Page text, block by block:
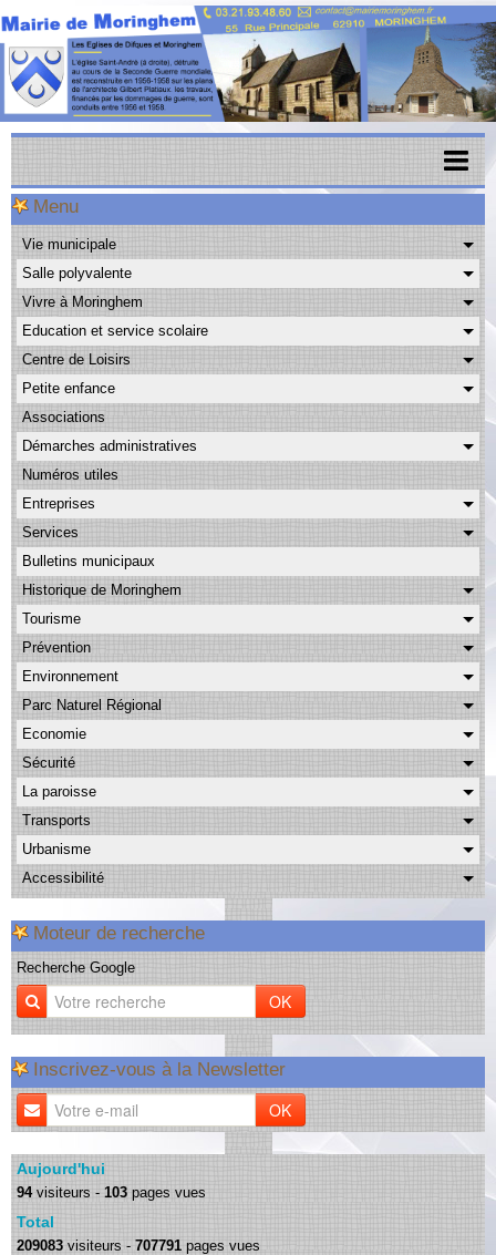
Accueil
Menu scolaire
Actualités
Agenda
CAPSO
Urbanisme
Transports
Albums
Facebook
Contact
Menu
Vie municipale
Salle polyvalente
Vivre à Moringhem
Education et service scolaire
Centre de Loisirs
Petite enfance
Associations
Démarches administratives
Numéros utiles
Entreprises
Services
Bulletins municipaux
Historique de Moringhem
Tourisme
Prévention
Environnement
Parc Naturel Régional
Economie
Sécurité
La paroisse
Transports
Urbanisme
Accessibilité
Moteur de recherche
Recherche Google
OK
Inscrivez-vous à la Newsletter
OK
Aujourd'hui
94visiteurs - 103 pages vues
Total
209083 visiteurs - 707791 pages vues